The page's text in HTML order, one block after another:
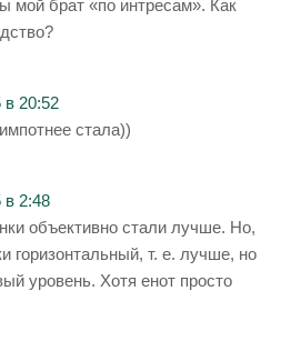
мой брат «по интресам». Как
в 20:52
стала))
в 2:48
объективно стали лучше. Но,
горизонтальный, т. е. лучше, но
уровень. Хотя енот просто